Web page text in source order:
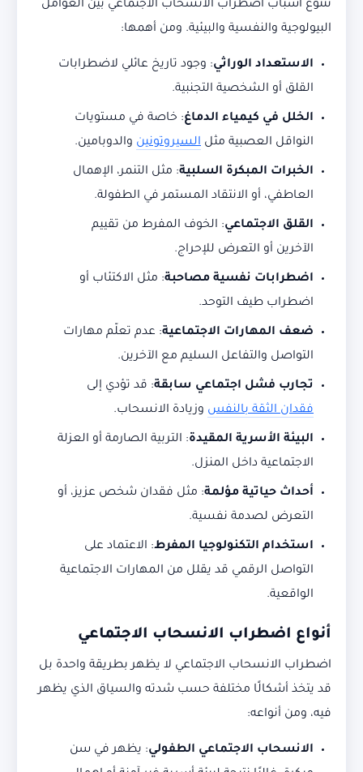
تتنوع أسباب اضطراب الانسحاب الاجتماعي بين العوامل
البيولوجية والنفسية والبيئية. ومن أهمها:
الاستعداد الوراثي: وجود تاريخ عائلي لاضطرابات
القلق أو الشخصية التجنبية.
الخلل في كيمياء الدماغ: خاصة في مستويات
النواقل العصبية مثل السيروتونين والدوبامين.
الخبرات المبكرة السلبية: مثل التنمر، الإهمال
العاطفي، أو الانتقاد المستمر في الطفولة.
القلق الاجتماعي: الخوف المفرط من تقييم
الآخرين أو التعرض للإحراج.
اضطرابات نفسية مصاحبة: مثل الاكتئاب أو
اضطراب طيف التوحد.
ضعف المهارات الاجتماعية: عدم تعلّم مهارات
التواصل والتفاعل السليم مع الآخرين.
تجارب فشل اجتماعي سابقة: قد تؤدي إلى
فقدان الثقة بالنفس وزيادة الانسحاب.
البيئة الأسرية المقيدة: التربية الصارمة أو العزلة
الاجتماعية داخل المنزل.
أحداث حياتية مؤلمة: مثل فقدان شخص عزيز، أو
التعرض لصدمة نفسية.
استخدام التكنولوجيا المفرط: الاعتماد على
التواصل الرقمي قد يقلل من المهارات الاجتماعية
الواقعية.
أنواع اضطراب الانسحاب الاجتماعي
اضطراب الانسحاب الاجتماعي لا يظهر بطريقة واحدة بل
قد يتخذ أشكالًا مختلفة حسب شدته والسياق الذي يظهر
فيه، ومن أنواعه:
الانسحاب الاجتماعي الطفولي: يظهر في سن